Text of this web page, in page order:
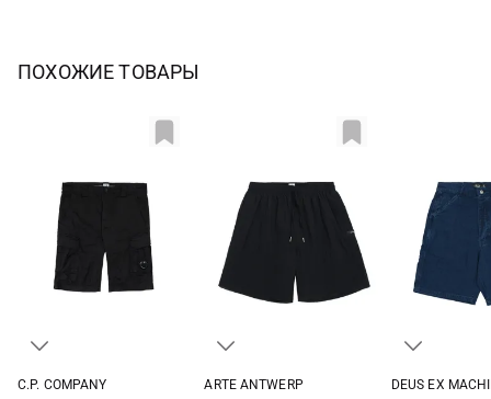
ПОХОЖИЕ ТОВАРЫ
C.P. COMPANY
ARTE ANTWERP
DEUS EX